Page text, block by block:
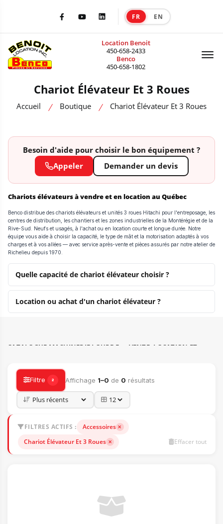
FacebookYoutubeLinkedIn FR EN
Location Benoit
450-658-2433
Benco
450-658-1802
Chariot Élévateur Et 3 Roues
Accueil Boutique Chariot Élévateur Et 3 Roues
Besoin d'aide pour choisir le bon équipement ?
Appeler
Demander un devis
Chariots élévateurs à vendre et en location au Québec
Benco distribue des chariots élévateurs et unités 3 roues Hitachi pour l'entreposage, les
centres de distribution, les chantiers et les zones industrielles de la Montérégie et de la
Rive-Sud. Neufs et usagés, à l'achat ou en location courte et longue durée. Notre
équipe vous aide à choisir la capacité, le type de mât et la motorisation adaptés à vos
charges et à vos allées — avec service après-vente et pièces assurés par notre atelier de
Richelieu depuis 1970.
Quelle capacité de chariot élévateur choisir ?
Location ou achat d'un chariot élévateur ?
CATALOGUE MACHINERIE LOURDE — VENTE, LOCATION ET
Filtre 2 Affichage 1–0 de 0 résultats
FILTRES ACTIFS :
Accessoires
Chariot Élévateur Et 3 Roues
Effacer tout